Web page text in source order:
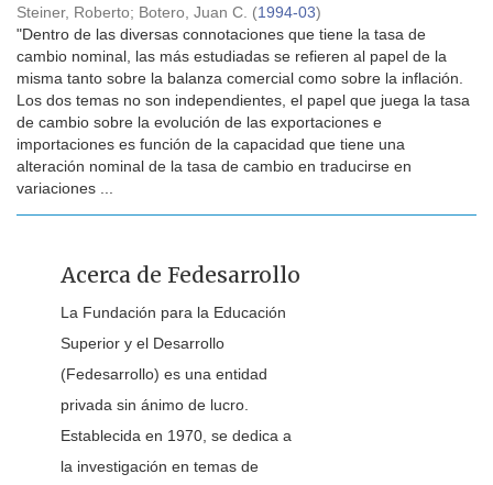
Steiner, Roberto; Botero, Juan C. (1994-03)
"Dentro de las diversas connotaciones que tiene la tasa de
cambio nominal, las más estudiadas se refieren al papel de la
misma tanto sobre la balanza comercial como sobre la inflación.
Los dos temas no son independientes, el papel que juega la tasa
de cambio sobre la evolución de las exportaciones e
importaciones es función de la capacidad que tiene una
alteración nominal de la tasa de cambio en traducirse en
variaciones ...
Acerca de Fedesarrollo
La Fundación para la Educación
Superior y el Desarrollo
(Fedesarrollo) es una entidad
privada sin ánimo de lucro.
Establecida en 1970, se dedica a
la investigación en temas de